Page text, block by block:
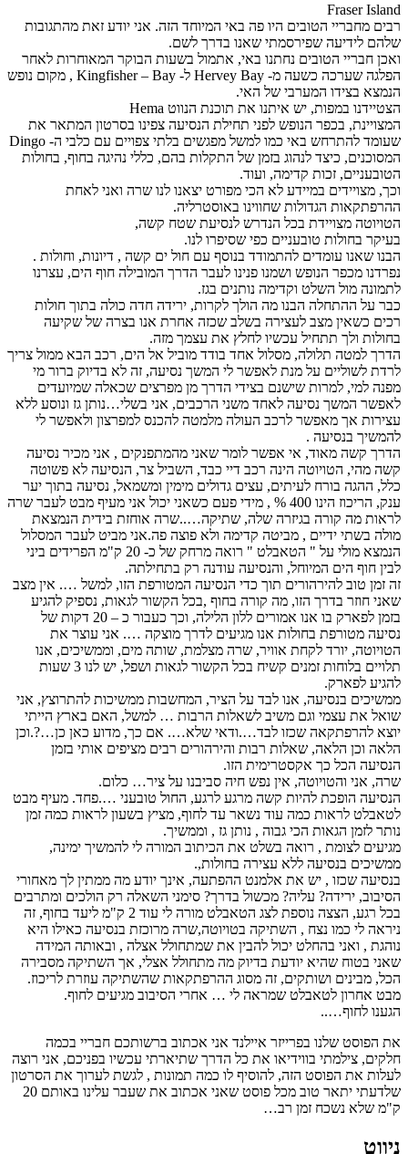
Fraser Island
רבים מחבריי הטובים היו פה באי המיוחד הזה. אני יודע זאת מהתגובות
שלהם לידיעה שפירסמתי שאנו בדרך לשם.
ואכן חבריי הטובים נחתנו באי, אתמול בשעות הבוקר המאוחרות לאחר
הפלגה שערכה כשעה מ- Hervey Bay ל- Kingfisher – Bay , מקום נופש
הנמצא בצידו המערבי של האי.
הצטיידנו במפות, יש איתנו את תוכנת הנווט Hema
המצויינת, בכפר הנופש לפני תחילת הנסיעה צפינו בסרטון המתאר את
שעומד להתרחש באי כמו למשל מפגשים בלתי צפויים עם כלבי ה- Dingo
המסוכנים, כיצד לנהוג בזמן של התקלות בהם, כללי נהיגה בחוף, בחולות
הטובעניים, זכות קדימה, ועוד.
וכך, מצויידים במיידע לא הכי מפורט יצאנו לנו שרה ואני לאחת
ההרפתקאות הגדולות שחווינו באוסטרליה.
הטויוטה מצויידת בכל הנדרש לנסיעת שטח קשה,
בעיקר בחולות טובעניים כפי שסיפרו לנו.
הבנו שאנו עומדים להתמודד בנוסף עם חול ים קשה , דיונות, וחולות .
נפרדנו מכפר הנופש ושמנו פנינו לעבר הדרך המובילה חוף הים, עצרנו
לתמונה מול השלט וקדימה נותנים בגז.
כבר על ההתחלה הבנו מה הולך לקרות, ירידה חדה כולה בתוך חולות
רכים כשאין מצב לעצירה בשלב שכזה אחרת אנו בצרה של שקיעה
בחולות ולך תתחיל עכשיו לחלץ את עצמך מזה.
הדרך למטה תלולה, מסלול אחד בודד מוביל אל הים, רכב הבא ממול צריך
לרדת לשוליים על מנת לאפשר לי המשך נסיעה, זה לא בדיוק ברור מי
מפנה למי, למרות שישנם בצידי הדרך מן מפרצים שכאלה שמיועדים
לאפשר המשך נסיעה לאחד משני הרכבים, אני בשלי…נותן גז ונוסע ללא
עצירות אך מאפשר לרכב העולה מלמטה להכנס למפרצון ולאפשר לי
להמשיך בנסיעה .
הדרך קשה מאוד, אי אפשר לומר שאני מהמתפנקים , אני מכיר נסיעה
קשה מהי, הטויוטה הינה רכב דיי כבד, השביל צר, הנסיעה לא פשוטה
כלל, ההגה בורח לעיתים, עצים גדולים מימין ומשמאל, נסיעה בתוך יער
ענק, הריכוז הינו 400 % , מידי פעם כשאני יכול אני מעיף מבט לעבר שרה
לראות מה קורה בגיזרה שלה, שתיקה…..שרה אוחזת בידית הנמצאת
מולה בשתי ידיים , מביטה קדימה ולא פוצה פה.אני מביט לעבר המסלול
הנמצא מולי על " הטאבלט " רואה מרחק של כ- 20 ק"מ הפרידים ביני
לבין חוף הים המיוחל, והנסיעה עודנה רק בתחילתה.
זה זמן טוב להירהורים תוך כדי הנסיעה המטורפת הזו, למשל …. אין מצב
שאני חוזר בדרך הזו, מה קורה בחוף ,בכל הקשור לגאות, נספיק להגיע
בזמן לפארק בו אנו אמורים ללון הלילה, וכך כעבור כ – 20 דקות של
נסיעה מטורפת בחולות אנו מגיעים לדרך מוצקה …. אני עוצר את
הטויוטה, יורד לקחת אוויר, שרה מצלמת, שותה מים, וממשיכים, אנו
תלויים בלוחות זמנים קשיח בכל הקשור לגאות ושפל, יש לנו 3 שעות
להגיע לפארק.
ממשיכים בנסיעה, אנו לבד על הציר, המחשבות ממשיכות להתרוצץ, אני
שואל את עצמי וגם משיב לשאלות הרבות … למשל, האם בארץ הייתי
יוצא להרפתקאה שכזו לבד….ודאי שלא…. אם כך, מדוע כאן כן…?.וכן
הלאה וכן הלאה, שאלות רבות והירהורים רבים מציפים אותי בזמן
הנסיעה הכל כך אקסטרימית הזו.
שרה, אני והטויוטה, אין נפש חיה סביבנו על ציר… כלום.
הנסיעה הופכת להיות קשה מרגע לרגע, החול טובעני ….פחד. מעיף מבט
לטאבלט לראות כמה עוד נשאר עד לחוף, מציץ בשעון לראות כמה זמן
נותר לזמן הגאות הכי גבוה , נותן גז , וממשיך.
מגיעים לצומת , רואה בשלט את הכיתוב המורה לי להמשיך ימינה,
ממשיכים בנסיעה ללא עצירה בחולות,.
בנסיעה שכזו , יש את אלמנט ההפתעה, אינך יודע מה ממתין לך מאחורי
הסיבוב, ירידה? עליה? מכשול בדרך? סימני השאלה רק הולכים ומתרבים
בכל רגע, הצצה נוספת לצג הטאבלט מורה לי עוד 2 ק"מ ליעד בחוף, זה
ניראה לי כמו נצח , השתיקה בטויוטה,שרה מרוכזת בנסיעה כאילו היא
נוהגת , ואני בהחלט יכול להבין את שמתחולל אצלה , ובאותה המידה
שאני בטוח שהיא יודעת בדיוק מה מתחולל אצלי, אך השתיקה מסבירה
הכל, מבינים ושותקים, זה מסוג ההרפתקאות שהשתיקה עוזרת לריכוז.
מבט אחרון לטאבלט שמראה לי … אחרי הסיבוב מגיעים לחוף.
הגענו לחוף…..
את הפוסט שלנו בפרייזר איילנד אני אכתוב ברשותכם חבריי בכמה
חלקים, צילמתי בווידיאו את כל הדרך שתיארתי עכשיו בפניכם, אני רוצה
לעלות את הפוסט הזה, להוסיף לו כמה תמונות , לגשת לערוך את הסרטון
שלדעתי יתאר טוב מכל פוסט שאני אכתוב את שעבר עלינו באותם 20
ק"מ שלא נשכח זמן רב…
ניווט